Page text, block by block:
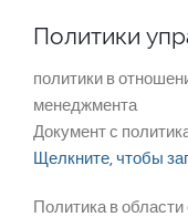
Политики
политики в
менеджмента
Документ с
Щелкните, чтобы
Политика в